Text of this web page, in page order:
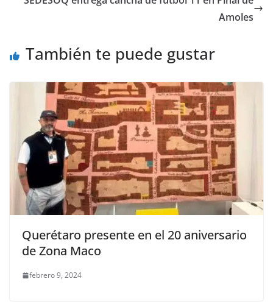
Amoles
También te puede gustar
Querétaro presente en el 20 aniversario
de Zona Maco
febrero 9, 2024